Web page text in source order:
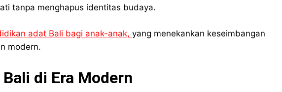
tanpa menghapus identitas budaya.
adat Bali bagi anak-anak, yang menekankan keseimbangan
modern.
di Era Modern